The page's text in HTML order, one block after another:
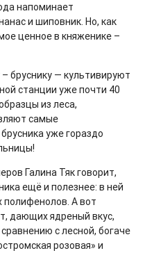
напоминает
и шиповник. Но, как
ценное в княженике –
бруснику — культивируют
станции уже почти 40
из леса,
самые
уже гораздо
Галина Тяк говорит,
ещё и полезнее: в ней
полифенолов. А вот
дающих ядреный вкус,
с лесной, богаче
розовая» и